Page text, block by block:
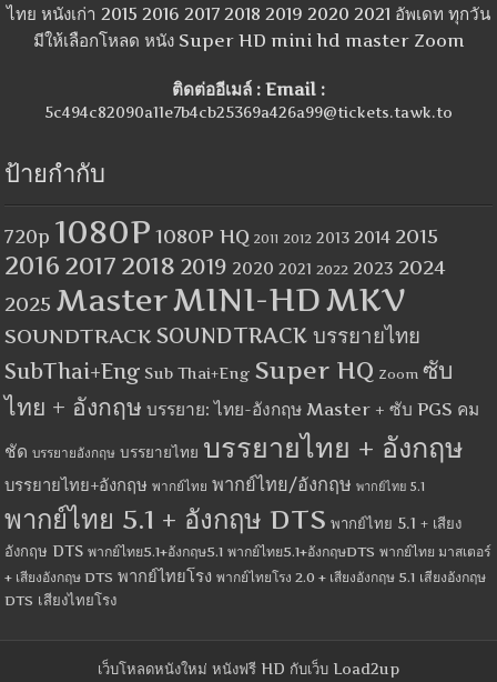
ไทย หนังเก่า 2015 2016 2017 2018 2019 2020 2021 อัพเดท ทุกวัน
มีให้เลือกโหลด หนัง Super HD mini hd master Zoom
ติดต่ออีเมล์ : Email :
5c494c82090a11e7b4cb25369a426a99@tickets.tawk.to
ป้ายกำกับ
720p 1080P 1080P HQ 2011 2012 2013 2014 2015
2016 2017 2018 2019 2020 2021 2022 2023 2024
2025 MasterMINI-HDMKV
SOUNDTRACK SOUNDTRACK บรรยายไทย
SubThai+Eng Sub Thai+Eng Super HQ Zoom ซับ
ไทย + อังกฤษ บรรยาย: ไทย-อังกฤษ Master + ซับ PGS คม
ชัด บรรยายอังกฤษ บรรยายไทย บรรยายไทย + อังกฤษ
บรรยายไทย+อังกฤษ พากย์ไทย พากย์ไทย/อังกฤษ พากย์ไทย 5.1
พากย์ไทย 5.1 + อังกฤษ DTS พากย์ไทย 5.1 + เสียง
อังกฤษ DTS พากย์ไทย5.1+อังกฤษ5.1 พากย์ไทย5.1+อังกฤษDTS พากย์ไทย มาสเตอร์
+ เสียงอังกฤษ DTS พากย์ไทยโรง พากย์ไทยโรง 2.0 + เสียงอังกฤษ 5.1 เสียงอังกฤษ
DTS เสียงไทยโรง
เว็บโหลดหนังใหม่ หนังฟรี HD กับเว็บ Load2up